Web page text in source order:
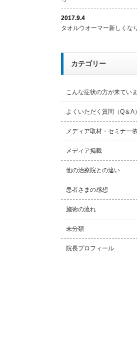
2017.9.4
タオルウオーマー新しくな
カテゴリー
こんな症状の方が来てい
よくいただく質問（Q＆A）
メディア取材・セミナー
メディア掲載
他の治療院との違い
患者さまの感想
施術の流れ
未分類
院長プロフィール